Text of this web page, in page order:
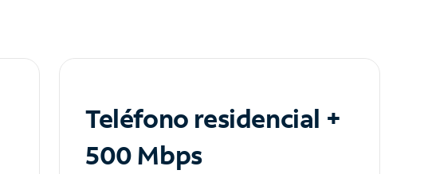
Teléfono residencial +
500 Mbps